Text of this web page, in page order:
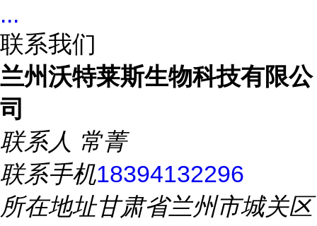
...
联系我们
兰州沃特莱斯生物科技有限公
司
联系人 常菁
联系手机18394132296
所在地址甘肃省兰州市城关区